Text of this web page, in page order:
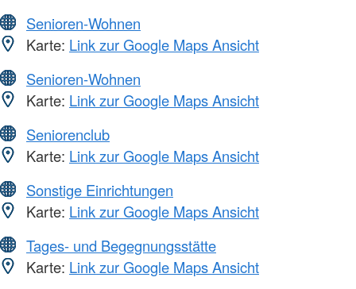
Senioren-Wohnen
Karte: Link zur Google Maps Ansicht
Senioren-Wohnen
Karte: Link zur Google Maps Ansicht
Seniorenclub
Karte: Link zur Google Maps Ansicht
Sonstige Einrichtungen
Karte: Link zur Google Maps Ansicht
Tages- und Begegnungsstätte
Karte: Link zur Google Maps Ansicht